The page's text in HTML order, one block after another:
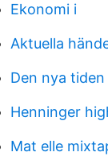
Ekonomi i
Aktuella
Den nya tiden
Henninger
Mat elle